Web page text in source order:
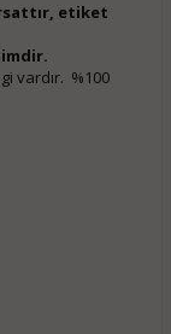
etiket
vardır. %100